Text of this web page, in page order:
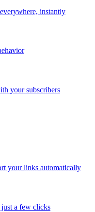
instantly
your subscribers
your links automatically
a few clicks